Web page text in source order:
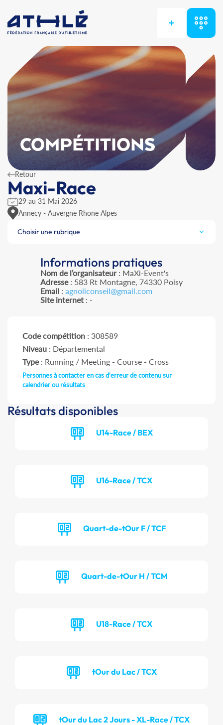
+
COMPÉTITIONS
Retour
Maxi-Race
29 au 31 Mai 2026
Annecy - Auvergne Rhone Alpes
Choisir une rubrique
Informations pratiques
Nom de l’organisateur: MaXi-Event's
Adresse: 583 Rt Montagne, 74330 Poisy
Email : agnoliconseil@gmail.com
Site internet : -
Code compétition : 308589
Niveau : Départemental
Type: Running / Meeting - Course - Cross
Personnes à contacter en cas d'erreur de contenu sur
calendrier ou résultats
Résultats disponibles
U14-Race / BEX
U16-Race / TCX
Quart-de-tOur F / TCF
Quart-de-tOur H / TCM
U18-Race / TCX
tOur du Lac / TCX
tOur du Lac 2 Jours - XL-Race / TCX